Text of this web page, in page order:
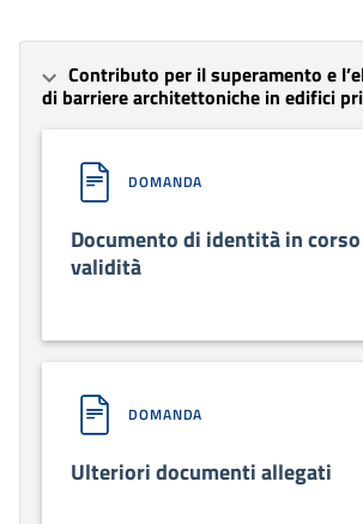
Contributo per il superamento e
di barriere architettoniche in edifici
DOMANDA
Documento di identità in
validità
DOMANDA
Ulteriori documenti allegati